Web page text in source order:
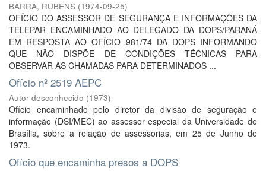
BARRA, RUBENS (1974-09-25)
OFÍCIO DO ASSESSOR DE SEGURANÇA E INFORMAÇÕES DA
TELEPAR ENCAMINHADO AO DELEGADO DA DOPS/PARANÁ
EM RESPOSTA AO OFÍCIO 981/74 DA DOPS INFORMANDO
QUE NÃO DISPÕE DE CONDIÇÕES TÉCNICAS PARA
OBSERVAR AS CHAMADAS PARA DETERMINADOS ...
Ofício nº 2519 AEPC
Autor desconhecido (1973)
Ofício encaminhado pelo diretor da divisão de seguração e
informação (DSI/MEC) ao assessor especial da Universidade de
Brasília, sobre a relação de assessorias, em 25 de Junho de
1973.
Ofício que encaminha presos a DOPS